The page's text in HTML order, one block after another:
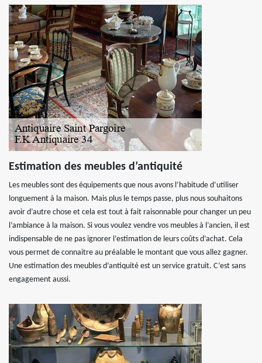
Estimation des meubles d’antiquité
Les meubles sont des équipements que nous avons l’habitude d’utiliser
longuement à la maison. Mais plus le temps passe, plus nous souhaitons
avoir d’autre chose et cela est tout à fait raisonnable pour changer un peu
l’ambiance à la maison. Si vous voulez vendre vos meubles à l’ancien, il est
indispensable de ne pas ignorer l’estimation de leurs coûts d’achat. Cela
vous permet de connaitre au préalable le montant que vous allez gagner.
Une estimation des meubles d’antiquité est un service gratuit. C’est sans
engagement aussi.